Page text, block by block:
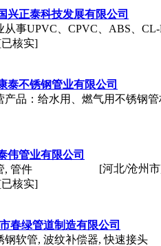
兴正泰科技发展有限公司
从事UPVC、CPVC、ABS、
核实]
泰不锈钢管业有限公司
产品：给水用、燃气用不锈钢
伟管业有限公司
, 管件
核实]
[河北/沧州
春绿管道制造有限公司
钢软管, 波纹补偿器, 快速接头